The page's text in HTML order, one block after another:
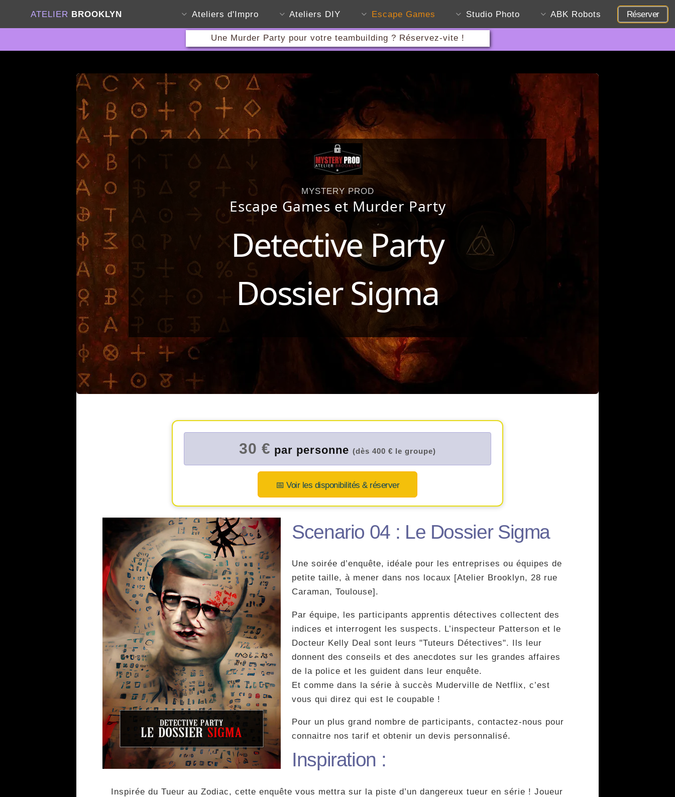
ATELIER BROOKLYN Ateliers d'Impro Ateliers DIY Escape Games Studio Photo ABK Robots Réserver
Une Murder Party pour votre teambuilding ? Réservez-vite !
MYSTERY PROD
Escape Games et Murder Party
Detective Party
Dossier Sigma
30 € par personne (dès 400 € le groupe)
📅 Voir les disponibilités & réserver
Scenario 04 : Le Dossier Sigma
Une soirée d’enquête, idéale pour les entreprises ou équipes de
petite taille, à mener dans nos locaux [Atelier Brooklyn, 28 rue
Caraman, Toulouse].
Par équipe, les participants apprentis détectives collectent des
indices et interrogent les suspects. L’inspecteur Patterson et le
Docteur Kelly Deal sont leurs "Tuteurs Détectives". Ils leur
donnent des conseils et des anecdotes sur les grandes affaires
de la police et les guident dans leur enquête.
Et comme dans la série à succès Muderville de Netflix, c’est
vous qui direz qui est le coupable !
Pour un plus grand nombre de participants, contactez-nous pour
connaitre nos tarif et obtenir un devis personnalisé.
Inspiration :
Inspirée du Tueur au Zodiac, cette enquête vous mettra sur la piste d’un dangereux tueur en série ! Joueur